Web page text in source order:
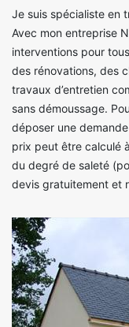
Je suis spécialiste en
Avec mon entreprise
interventions pour
des rénovations, des
travaux d’entretien
sans démoussage.
déposer une
prix peut être calculé
du degré de saleté
devis gratuitement et